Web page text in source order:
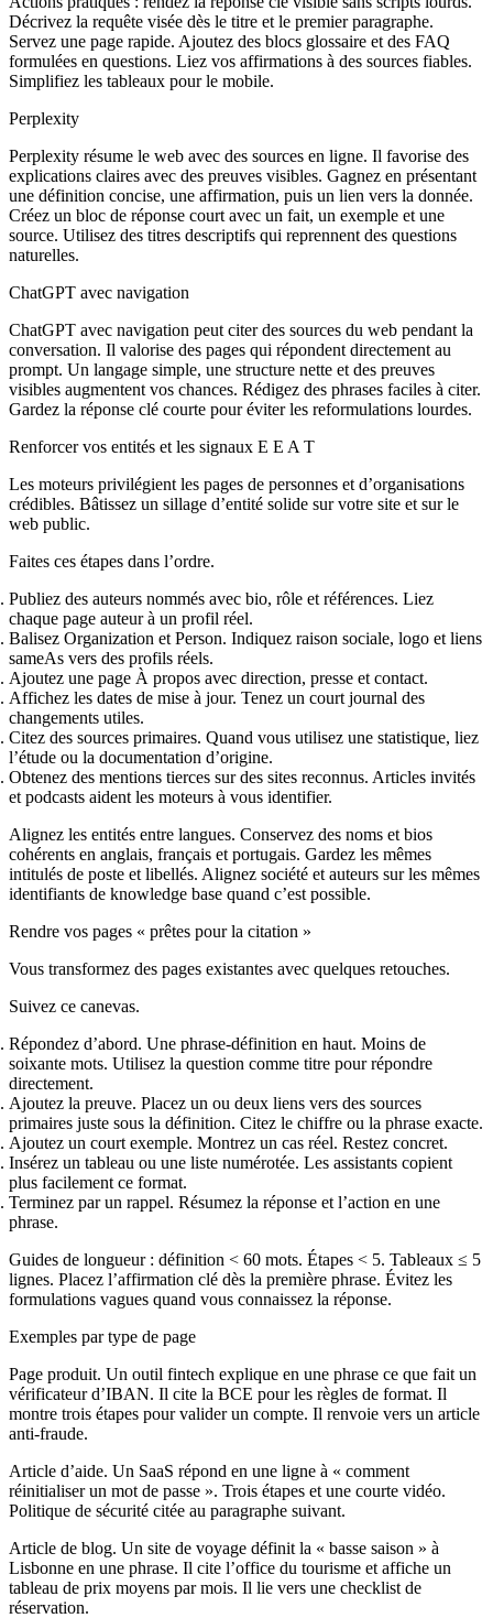
Décrivez la requête visée dès le titre et le premier paragraphe.
Servez une page rapide. Ajoutez des blocs glossaire et des FAQ
formulées en questions. Liez vos affirmations à des sources fiables.
Simplifiez les tableaux pour le mobile.
Perplexity
Perplexity résume le web avec des sources en ligne. Il favorise des
explications claires avec des preuves visibles. Gagnez en présentant
une définition concise, une affirmation, puis un lien vers la donnée.
Créez un bloc de réponse court avec un fait, un exemple et une
source. Utilisez des titres descriptifs qui reprennent des questions
naturelles.
ChatGPT avec navigation
ChatGPT avec navigation peut citer des sources du web pendant la
conversation. Il valorise des pages qui répondent directement au
prompt. Un langage simple, une structure nette et des preuves
visibles augmentent vos chances. Rédigez des phrases faciles à citer.
Gardez la réponse clé courte pour éviter les reformulations lourdes.
Renforcer vos entités et les signaux E E A T
Les moteurs privilégient les pages de personnes et d’organisations
crédibles. Bâtissez un sillage d’entité solide sur votre site et sur le
web public.
Faites ces étapes dans l’ordre.
Publiez des auteurs nommés avec bio, rôle et références. Liez
chaque page auteur à un profil réel.
Balisez Organization et Person. Indiquez raison sociale, logo et liens
sameAs vers des profils réels.
Ajoutez une page À propos avec direction, presse et contact.
Affichez les dates de mise à jour. Tenez un court journal des
changements utiles.
Citez des sources primaires. Quand vous utilisez une statistique, liez
l’étude ou la documentation d’origine.
Obtenez des mentions tierces sur des sites reconnus. Articles invités
et podcasts aident les moteurs à vous identifier.
Alignez les entités entre langues. Conservez des noms et bios
cohérents en anglais, français et portugais. Gardez les mêmes
intitulés de poste et libellés. Alignez société et auteurs sur les mêmes
identifiants de knowledge base quand c’est possible.
Rendre vos pages « prêtes pour la citation »
Vous transformez des pages existantes avec quelques retouches.
Suivez ce canevas.
Répondez d’abord. Une phrase‑définition en haut. Moins de
soixante mots. Utilisez la question comme titre pour répondre
directement.
Ajoutez la preuve. Placez un ou deux liens vers des sources
primaires juste sous la définition. Citez le chiffre ou la phrase exacte.
Ajoutez un court exemple. Montrez un cas réel. Restez concret.
Insérez un tableau ou une liste numérotée. Les assistants copient
plus facilement ce format.
Terminez par un rappel. Résumez la réponse et l’action en une
phrase.
Guides de longueur : définition < 60 mots. Étapes < 5. Tableaux ≤ 5
lignes. Placez l’affirmation clé dès la première phrase. Évitez les
formulations vagues quand vous connaissez la réponse.
Exemples par type de page
Page produit. Un outil fintech explique en une phrase ce que fait un
vérificateur d’IBAN. Il cite la BCE pour les règles de format. Il
montre trois étapes pour valider un compte. Il renvoie vers un article
anti‑fraude.
Article d’aide. Un SaaS répond en une ligne à « comment
réinitialiser un mot de passe ». Trois étapes et une courte vidéo.
Politique de sécurité citée au paragraphe suivant.
Article de blog. Un site de voyage définit la « basse saison » à
Lisbonne en une phrase. Il cite l’office du tourisme et affiche un
tableau de prix moyens par mois. Il lie vers une checklist de
réservation.